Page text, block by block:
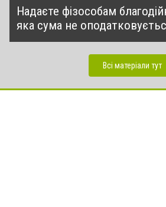
Надаєте фізособам
яка сума не
Всі матеріали тут